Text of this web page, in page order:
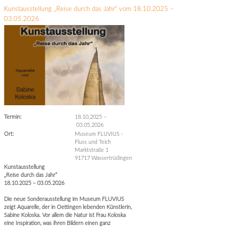
Kunstausstellung „Reise durch das Jahr“ vom 18.10.2025 –
03.05.2026
Termin: 18.10.2025 –
03.05.2026
Ort:
Museum FLUVIUS -
Fluss und Teich
Marktstraße 1
91717 Wassertrüdingen
Kunstausstellung
„Reise durch das Jahr“
18.10.2025 – 03.05.2026
Die neue Sonderausstellung im Museum FLUVIUS
zeigt Aquarelle, der in Oettingen lebenden Künstlerin,
Sabine Koloska. Vor allem die Natur ist Frau Koloska
eine Inspiration, was ihren Bildern einen ganz